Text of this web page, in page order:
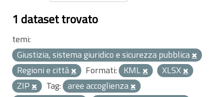
1 dataset trovato
temi:
Giustizia, sistema giuridico e sicurezza pubblica
Regioni e città
Formati: KML
XLSX
ZIP
Tag: aree accoglienza